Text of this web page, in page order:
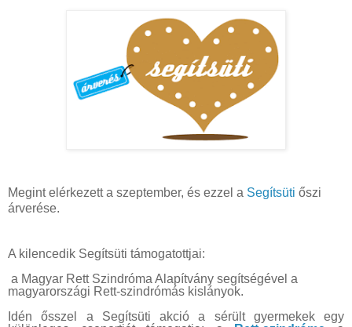
Megint elérkezett a szeptember, és ezzel a Segítsüti őszi
árverése.
A kilencedik Segítsüti támogatottjai:
a Magyar Rett Szindróma Alapítvány segítségével a
magyarországi Rett-szindrómás kislányok.
Idén ősszel a Segítsüti akció a sérült gyermekek egy